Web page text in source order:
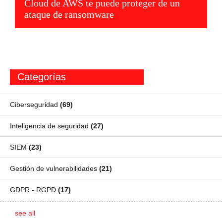
Cloud de AWS te puede proteger de un
ataque de ransomware
Categorías
Ciberseguridad (69)
Inteligencia de seguridad (27)
SIEM (23)
Gestión de vulnerabilidades (21)
GDPR - RGPD (17)
see all